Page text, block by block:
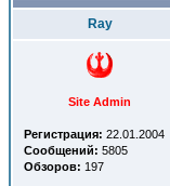
Ray
Site Admin
Регистрация: 22.01.2004
Сообщений: 5805
Обзоров: 197